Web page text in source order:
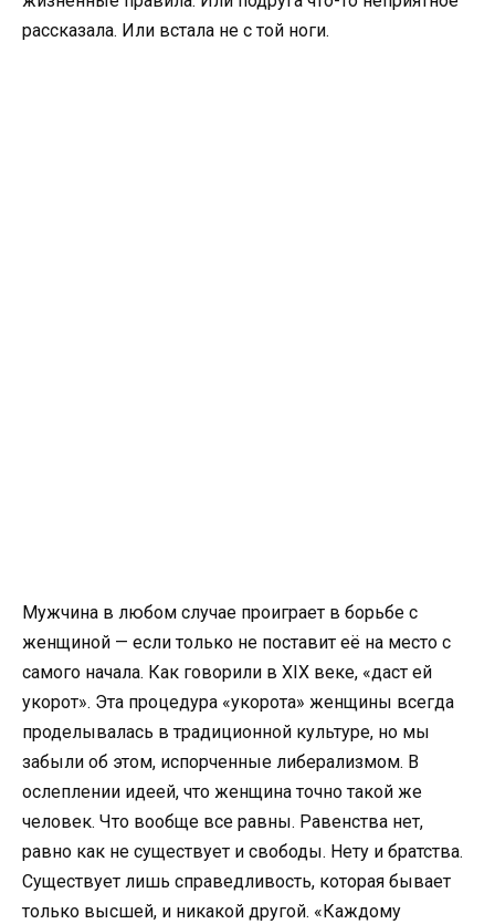
рассказала. Или встала не с той ноги.
Мужчина в любом случае проиграет в борьбе с
женщиной — если только не поставит её на место с
самого начала. Как говорили в XIX веке, «даст ей
укорот». Эта процедура «укорота» женщины всегда
проделывалась в традиционной культуре, но мы
забыли об этом, испорченные либерализмом. В
ослеплении идеей, что женщина точно такой же
человек. Что вообще все равны. Равенства нет,
равно как не существует и свободы. Нету и братства.
Существует лишь справедливость, которая бывает
только высшей, и никакой другой. «Каждому